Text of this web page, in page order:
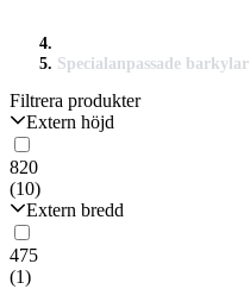
Specialanpassade barkylar
Filtrera produkter
Extern höjd
820
(10)
Extern bredd
475
(1)